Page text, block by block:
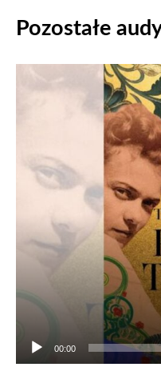
Pozostałe
plików
00:00